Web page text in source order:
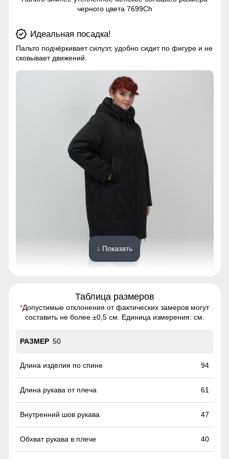
черного цвета 7699Ch
Идеальная посадка!
Пальто подчёркивает силуэт, удобно сидит по фигуре и не
сковывает движений.
Пальто подчёркивает силуэт, удобно сидит по фигуре и не
сковывает движений.
Это практичное и удобное решение для повседневного
использования. Они легко вмещают телефон, перчатки и
сумки. Карманы расположены удобно и защищены от
ветра, что делает их идеальными для холодной погоды.
↓ Показать
Таблица размеров
*Допустимые отклонения от фактических замеров могут
составить не более ±0,5 см. Единица измерения: см.
50
94
61
47
40